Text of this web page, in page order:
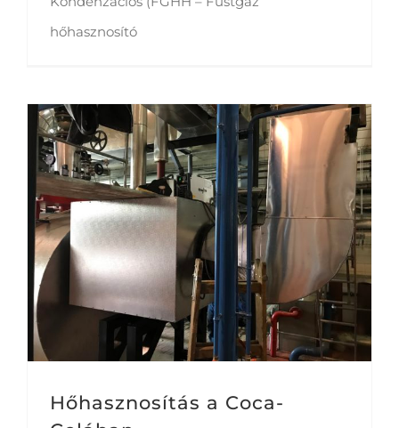
hőhasznosító
Hőhasznosítás a Coca-